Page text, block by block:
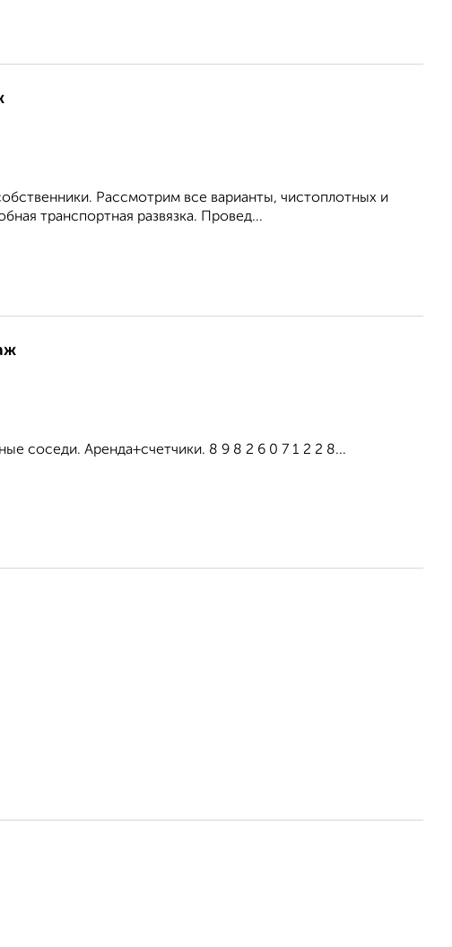
Рассмотрим все варианты, чистоплотных и
транспортная развязка. Провед...
соседи. Аренда+счетчики. 8 9 8 2 6 0 7 1 2 2 8...